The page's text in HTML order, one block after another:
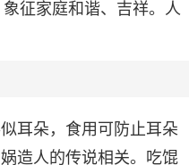
征家庭和谐、吉祥。人
耳朵，食用可防止耳朵
造人的传说相关。吃馄